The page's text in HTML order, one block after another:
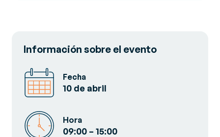
Información sobre el evento
Fecha
10 de abril
Hora
09:00 – 15:00